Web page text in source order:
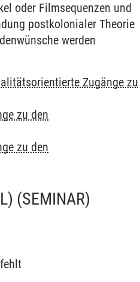
oder Filmsequenzen und
postkolonialer Theorie
werden
Zugänge zu
zu den
zu den
(SEMINAR)